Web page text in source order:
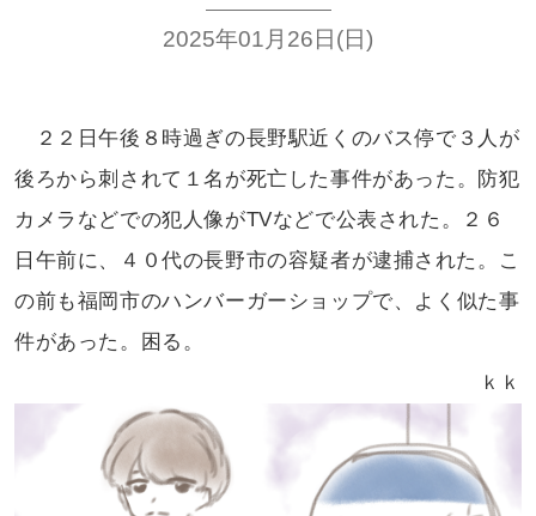
2025年01月26日(日)
２２日午後８時過ぎの長野駅近く のバス停で３人が
後ろから刺されて １名が死亡した事件があった。防犯
カメラなどでの犯人像がTVなどで公表された。２６
日午前に、４０代の長野市の容疑者が逮捕された。こ
の前も福岡市のハンバーガーショップで、 よく似た事
件があった。困る。
ｋｋ